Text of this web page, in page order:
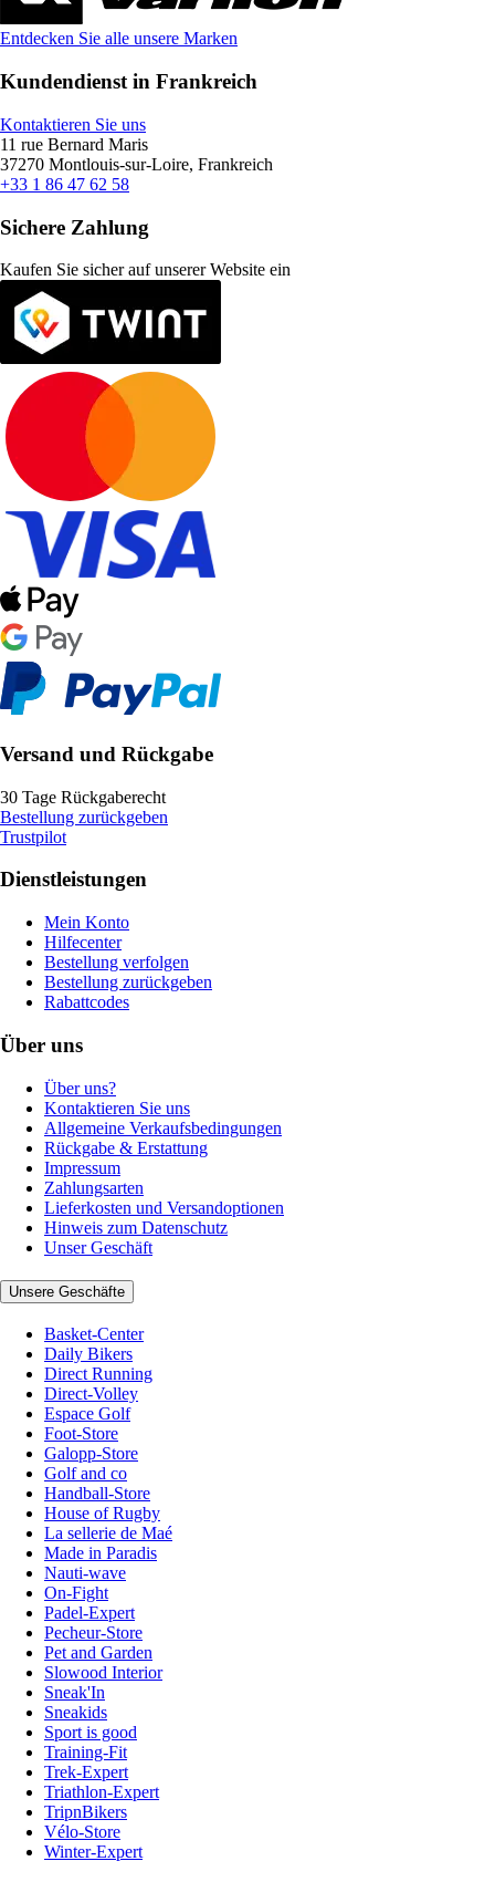
Entdecken Sie alle unsere Marken
Kundendienst in Frankreich
Kontaktieren Sie uns
11 rue Bernard Maris
37270 Montlouis-sur-Loire, Frankreich
+33 1 86 47 62 58
Sichere Zahlung
Kaufen Sie sicher auf unserer Website ein
Versand und Rückgabe
30 Tage Rückgaberecht
Bestellung zurückgeben
Trustpilot
Dienstleistungen
Mein Konto
Hilfecenter
Bestellung verfolgen
Bestellung zurückgeben
Rabattcodes
Über uns
Über uns?
Kontaktieren Sie uns
Allgemeine Verkaufsbedingungen
Rückgabe & Erstattung
Impressum
Zahlungsarten
Lieferkosten und Versandoptionen
Hinweis zum Datenschutz
Unser Geschäft
Unsere Geschäfte
Basket-Center
Daily Bikers
Direct Running
Direct-Volley
Espace Golf
Foot-Store
Galopp-Store
Golf and co
Handball-Store
House of Rugby
La sellerie de Maé
Made in Paradis
Nauti-wave
On-Fight
Padel-Expert
Pecheur-Store
Pet and Garden
Slowood Interior
Sneak'In
Sneakids
Sport is good
Training-Fit
Trek-Expert
Triathlon-Expert
TripnBikers
Vélo-Store
Winter-Expert